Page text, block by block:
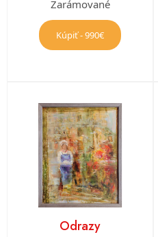
Zarámované
Kúpiť - 990€
Odrazy